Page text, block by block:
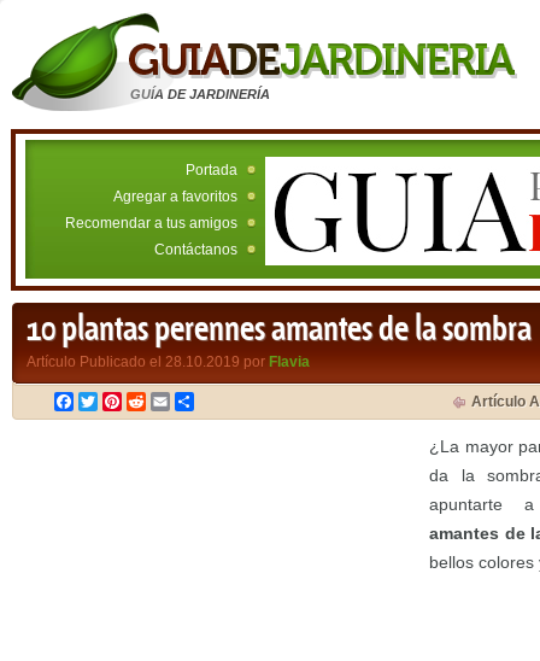
GUÍA DE JARDINERÍA
Portada
Agregar a favoritos
Recomendar a tus amigos
Contáctanos
10 plantas perennes amantes de la sombra
Artículo Publicado el 28.10.2019 por Flavia
Facebook
TwitterPinterest
RedditEmail Artículo
¿La mayor
da la
apuntarte
amantes de
bellos colores